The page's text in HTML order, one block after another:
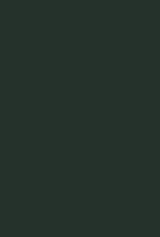
cấp BLN23